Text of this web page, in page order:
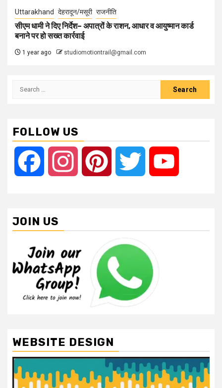
Uttarakhand देहरादून/मसूरी राजनीति
सीएम धामी ने दिए निर्देश– अपात्रों के राशन, आधार व आयुष्मान कार्ड
बनाने पर हो सख्त कार्रवाई
1 year ago studiomotiontrail@gmail.com
Search
FOLLOW US
Facebook Instagram Pinterest Twitter
JOIN US
WEBSITE DESIGN